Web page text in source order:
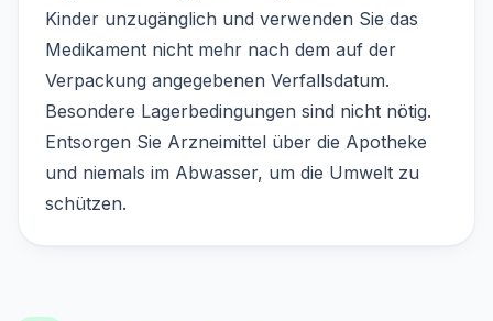
Kinder unzugänglich und verwenden Sie das
Medikament nicht mehr nach dem auf der
Verpackung angegebenen Verfallsdatum.
Besondere Lagerbedingungen sind nicht nötig.
Entsorgen Sie Arzneimittel über die Apotheke
und niemals im Abwasser, um die Umwelt zu
schützen.